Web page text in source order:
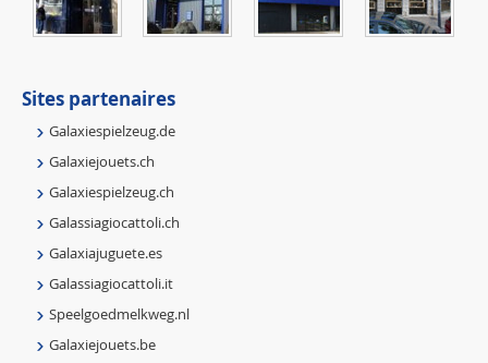
Sites partenaires
Galaxiespielzeug.de
Galaxiejouets.ch
Galaxiespielzeug.ch
Galassiagiocattoli.ch
Galaxiajuguete.es
Galassiagiocattoli.it
Speelgoedmelkweg.nl
Galaxiejouets.be